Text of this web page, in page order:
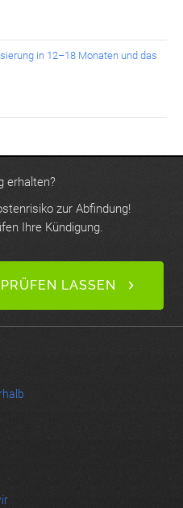
in 12–18 Monaten und das
erhalten?
zur Abfindung!
Ihre Kündigung.
LASSEN